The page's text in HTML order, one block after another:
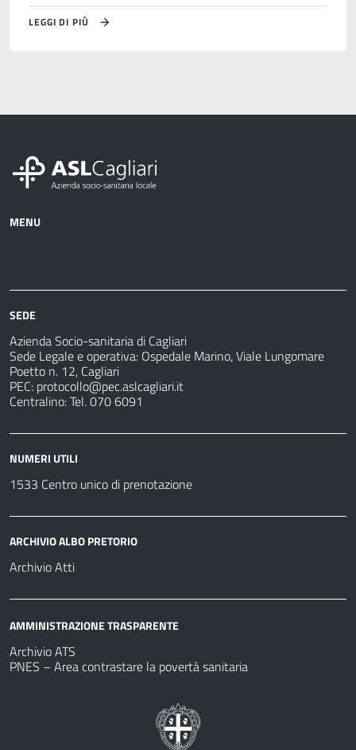
LEGGI DI PIÙ
MENU
sanitarie
fare
SEDE
Azienda Socio-sanitaria di Cagliari
Sede Legale e operativa: Ospedale Marino, Viale Lungomare
Poetto n. 12, Cagliari
PEC: protocollo@pec.aslcagliari.it
Centralino: Tel. 070 6091
NUMERI UTILI
1533 Centro unico di prenotazione
ARCHIVIO ALBO PRETORIO
Archivio Atti
AMMINISTRAZIONE TRASPARENTE
Archivio ATS
PNES – Area contrastare la povertà sanitaria